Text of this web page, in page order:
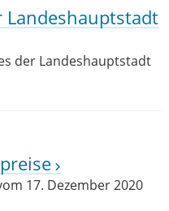
der Landeshauptstadt
17. Dezember 2020